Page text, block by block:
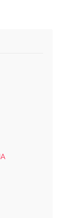
de
la
de
e
total